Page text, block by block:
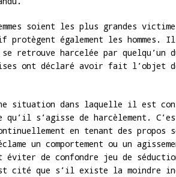
soient les plus grandes
également les hommes. Il
retrouve harcelée par quelqu’un
ont déclaré avoir fait l’objet
situation dans laquelle il est
s’agisse de harcèlement.
en tenant des propos
un comportement ou un
de confondre jeu de
cité que s’il existe la moindre